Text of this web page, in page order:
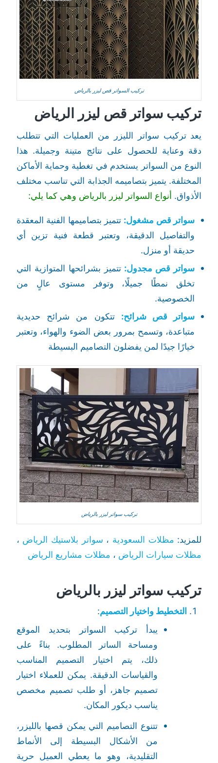
تركيب السواتر قص ليزر بالرياض
تركيب سواتر قص ليزر الرياض
يعد تركيب سواتر الليزر من العمليات التي تتطلب
دقة وعناية للحصول على نتائج متينة وجميلة. هذا
النوع من السواتر يستخدم في تغطية وحماية الأماكن
المختلفة. يتميز بتصاميمه الجذابة التي تناسب مختلف
الأذواق. أنواع السواتر ليزر بالرياض وهي كما يلي:
سواتر قص مشغول: تتميز بتصاميمها الفنية المعقدة
والتفاصيل الدقيقة، وتعتبر قطعة فنية تزين أي
حديقة أو منزل.
سواتر قص مجدول: تتميز بشرائحها المتوازية التي
تخلق نمطًا جميلًا، وتوفر مستوى عالٍ من
الخصوصية.
سواتر قص شرائح: تتكون من شرائح حديدية
متباعدة، وتسمح بمرور بعض الضوء والهواء، وتعتبر
خيارًا جيدًا لمن يفضلون التصاميم البسيطة
تركيب سواتر ليزر بالرياض
للمزيد: مظلات السعودية ، سواتر بلاستيك الرياض ،
مظلات سيارات الرياض ، مظلات مشاريع الرياض
تركيب سواتر ليزر بالرياض
التخطيط واختيار التصميم:
يبدأ تركيب السواتر بتحديد الموقع
ومساحة الساتر المطلوب. بناءً على
ذلك، يتم اختيار التصميم المناسب
والقياسات الدقيقة. يمكن للعملاء اختيار
تصميم جاهز، أو طلب تصميم مخصص
يناسب ديكور المكان.
تتنوع التصاميم التي يمكن قصها بالليزر،
من الأشكال البسيطة إلى الأنماط
التقليدية، وهو ما يعطي العميل حرية